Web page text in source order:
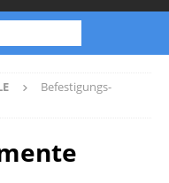
Befestigungs-